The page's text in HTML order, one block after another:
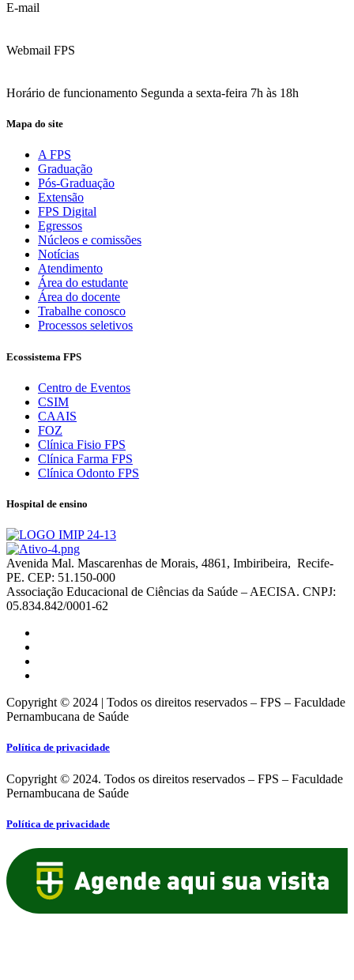
E-mail
Webmail FPS
Horário de funcionamento Segunda a sexta-feira 7h às 18h
Mapa do site
A FPS
Graduação
Pós-Graduação
Extensão
FPS Digital
Egressos
Núcleos e comissões
Notícias
Atendimento
Área do estudante
Área do docente
Trabalhe conosco
Processos seletivos
Ecossistema FPS
Centro de Eventos
CSIM
CAAIS
FOZ
Clínica Fisio FPS
Clínica Farma FPS
Clínica Odonto FPS
Hospital de ensino
Avenida Mal. Mascarenhas de Morais, 4861, Imbiribeira, Recife-
PE. CEP: 51.150-000
Associação Educacional de Ciências da Saúde – AECISA. CNPJ:
05.834.842/0001-62
Copyright © 2024 | Todos os direitos reservados – FPS – Faculdade
Pernambucana de Saúde
Política de privacidade
Copyright © 2024. Todos os direitos reservados – FPS – Faculdade
Pernambucana de Saúde
Política de privacidade